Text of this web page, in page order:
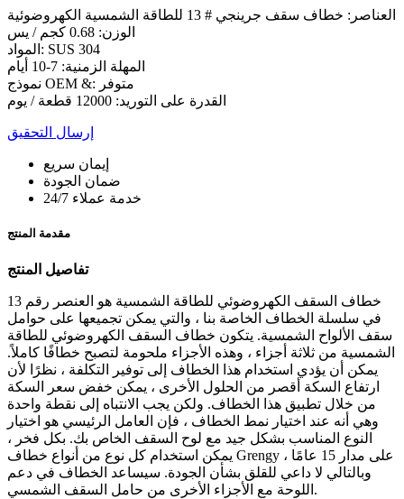
العناصر: خطاف سقف جرينجي # 13 للطاقة الشمسية الكهروضوئية
الوزن: 0.68 كجم / يس
المواد: SUS 304
المهلة الزمنية: 7-10 أيام
نموذج OEM &: متوفر
القدرة على التوريد: 12000 قطعة / يوم
إرسال التحقيق
إيمان سريع
ضمان الجودة
خدمة عملاء 24/7
مقدمة المنتج
تفاصيل المنتج
خطاف السقف الكهروضوئي للطاقة الشمسية هو العنصر رقم 13
في سلسلة الخطاف الخاصة بنا ، والتي يمكن تجميعها على حوامل
سقف الألواح الشمسية. يتكون خطاف السقف الكهروضوئي للطاقة
الشمسية من ثلاثة أجزاء ، وهذه الأجزاء ملحومة لتصبح خطافًا كاملاً.
يمكن أن يؤدي استخدام هذا الخطاف إلى توفير التكلفة ، نظرًا لأن
ارتفاع السكة أقصر من الحلول الأخرى ، يمكن خفض سعر السكة
من خلال تطبيق هذا الخطاف. ولكن يجب الانتباه إلى نقطة واحدة
وهي أنه عند اختيار نمط الخطاف ، فإن العامل الرئيسي هو اختيار
النوع المناسب بشكل جيد مع لوح السقف الخاص بك. بكل فخر ،
يمكن استخدام كل نوع من أنواع خطاف Grengy على مدار 15 عامًا ،
وبالتالي لا داعي للقلق بشأن الجودة. سيساعد الخطاف في دعم
اللوحة مع الأجزاء الأخرى من حامل السقف الشمسي.